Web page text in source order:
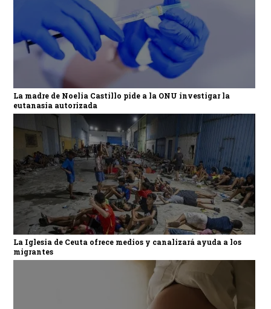
La madre de Noelia Castillo pide a la ONU investigar la
eutanasia autorizada
La Iglesia de Ceuta ofrece medios y canalizará ayuda a los
migrantes